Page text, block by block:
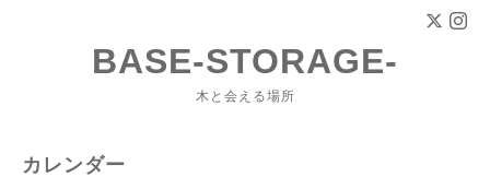
BASE-STORAGE-
木と会える場所
カレンダー